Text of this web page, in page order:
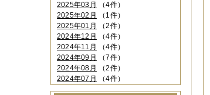
2025年03月
（4件）
2025年02月
（1件）
2025年01月
（2件）
2024年12月
（4件）
2024年11月
（4件）
2024年09月
（7件）
2024年08月
（2件）
2024年07月
（4件）
2024年06月（4件）